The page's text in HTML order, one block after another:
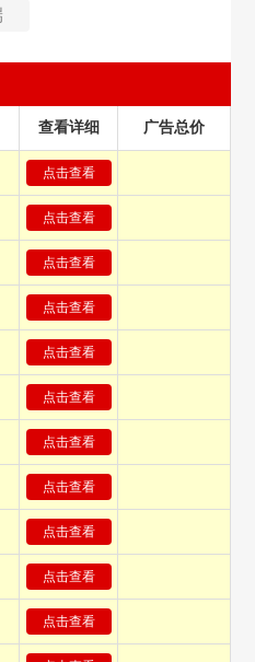
查看详细 广告总价
点击查看
点击查看
点击查看
点击查看
点击查看
点击查看
点击查看
点击查看
点击查看
点击查看
点击查看